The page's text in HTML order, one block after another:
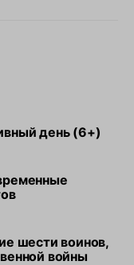
день (6+)
шести воинов,
войны